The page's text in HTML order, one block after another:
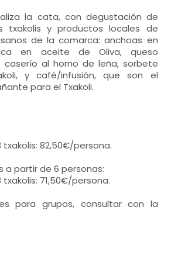
la cata, con degustación de
txakolis y productos locales de
de la comarca: anchoas en
en aceite de Oliva, queso
caserío al horno de leña, sorbete
y café/infusión, que son el
para el Txakoli.
82,50€/persona.
a partir de 6 personas:
71,50€/persona.
para grupos, consultar con la